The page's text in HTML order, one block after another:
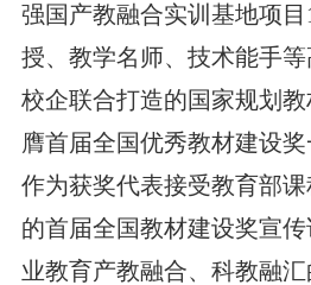
强国产教融合实训基地项
授、教学名师、技术能手等
校企联合打造的国家规划
膺首届全国优秀教材建设
作为获奖代表接受教育部
的首届全国教材建设奖宣
业教育产教融合、科教融汇